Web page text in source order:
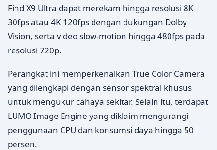
Find X9 Ultra dapat merekam hingga resolusi 8K
30fps atau 4K 120fps dengan dukungan Dolby
Vision, serta video slow-motion hingga 480fps pada
resolusi 720p.
Perangkat ini memperkenalkan True Color Camera
yang dilengkapi dengan sensor spektral khusus
untuk mengukur cahaya sekitar. Selain itu, terdapat
LUMO Image Engine yang diklaim mengurangi
penggunaan CPU dan konsumsi daya hingga 50
persen.